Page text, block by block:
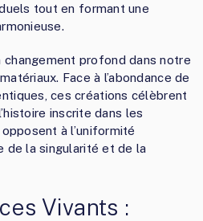
tout en formant une
profond dans notre
Face à l’abondance de
ces créations célèbrent
inscrite dans les
à l’uniformité
de la singularité et de la
Vivants :